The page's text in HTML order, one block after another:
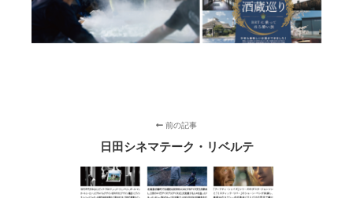
前の記事
日田シネマテーク・リベルテ